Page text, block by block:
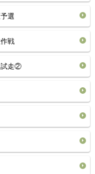
選
戦
試走②